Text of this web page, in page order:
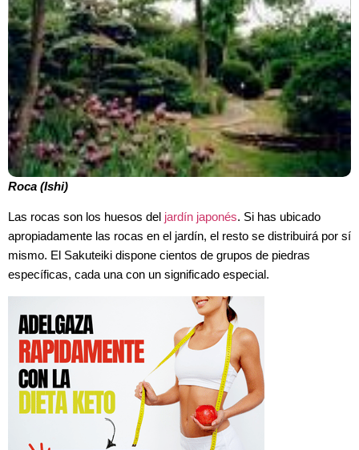
Roca (Ishi)
Las rocas son los huesos del jardín japonés. Si has ubicado
apropiadamente las rocas en el jardín, el resto se distribuirá por sí
mismo. El Sakuteiki dispone cientos de grupos de piedras
específicas, cada una con un significado especial.